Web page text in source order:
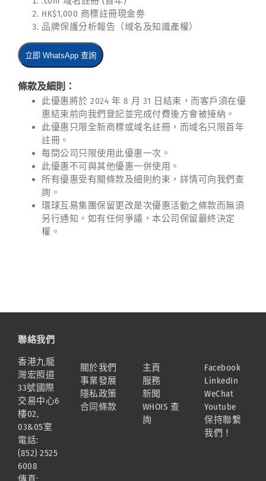
HK$1,000 商標註冊現金劵
品牌保護分析報告（域名及知識產權）
立即 WhatsApp 查詢
條款及細則：
此優惠將於 2024 年 8 月 31 日結束，而客戶須在優
惠結束前向我們登記並完成付費後方會被接納。
此優惠只限全新商標或域名註冊，而域名只限首年
註冊。
每間公司只限使用此優惠一次。
此優惠不可與其他優惠一併使用。
所有優惠受有關條款及細則約束，詳情可向我們查
詢。
環球互易集團保留更改是次優惠活動之條款而無須
另行通知。如有任何爭議，本公司保留最終決定
權。
聯絡我們
香港九龍
灣宏照道
33號國際
交易中心6
樓02,
03&05室
電話:
(852) 2525
6008
關於我們
事業發展
隱私政策
合同條款
主頁
服務
新聞
WHOIS 查
詢
Facebook
LinkedIn
WeChat
Youtube
保持聯繫
我們！